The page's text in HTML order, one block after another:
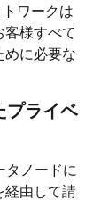
ワークは
様すべて
に必要な
プライベ
タノードに
経由して請